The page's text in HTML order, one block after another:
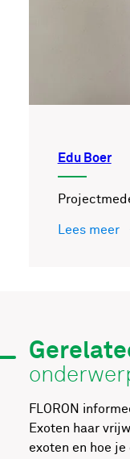
Edu Boer
Lees meer
FLORON
Exoten haar
exoten en hoe